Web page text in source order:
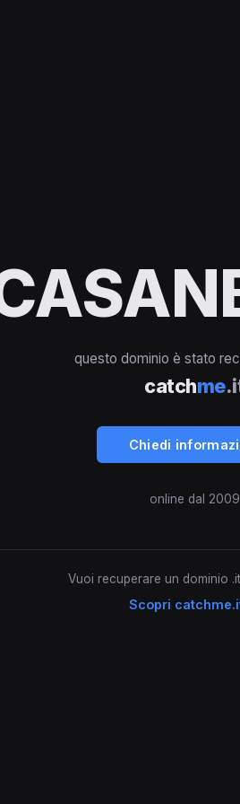
questo dominio è stato
catchme
Chiedi
online dal 2009
Vuoi recuperare un dominio
Scopri